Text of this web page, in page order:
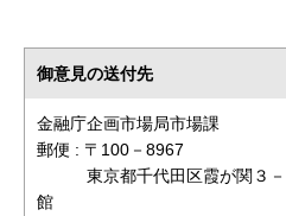
御意見の送付先
金融庁企画市場局市場課
郵便 : 〒100－8967
東京都千代田区霞が関３－
館